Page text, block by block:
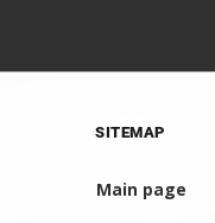
SITEMAP
Main page